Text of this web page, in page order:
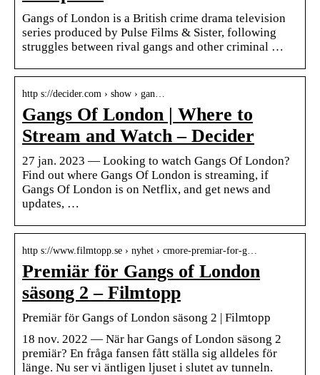
Gangs of London is a British crime drama television
series produced by Pulse Films & Sister, following
struggles between rival gangs and other criminal …
http s://decider.com › show › gan…
Gangs Of London | Where to
Stream and Watch – Decider
27 jan. 2023 — Looking to watch Gangs Of London?
Find out where Gangs Of London is streaming, if
Gangs Of London is on Netflix, and get news and
updates, …
http s://www.filmtopp.se › nyhet › cmore-premiar-for-g…
Premiär för Gangs of London
säsong 2 – Filmtopp
Premiär för Gangs of London säsong 2 | Filmtopp
18 nov. 2022 — När har Gangs of London säsong 2
premiär? En fråga fansen fått ställa sig alldeles för
länge. Nu ser vi äntligen ljuset i slutet av tunneln.